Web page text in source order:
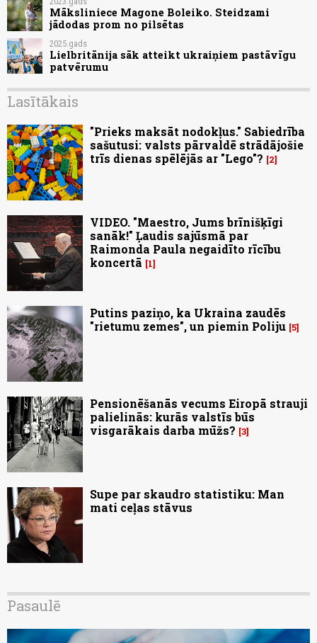
Māksliniece Magone Boleiko. Steidzami
jādodas prom no pilsētas
2025.gads
Lielbritānija sāk atteikt ukraiņiem pastāvīgu
patvērumu
Lasītākais
"Prieks maksāt nodokļus." Sabiedrība
sašutusi: valsts pārvaldē strādājošie
trīs dienas spēlējās ar "Lego"?
2
VIDEO. "Maestro, Jums brīnišķīgi
sanāk!" Ļaudis sajūsmā par
Raimonda Paula negaidīto rīcību
koncertā
1
Putins paziņo, ka Ukraina zaudēs
"rietumu zemes", un piemin Poliju 5
Pensionēšanās vecums Eiropā strauji
palielinās: kurās valstīs būs
visgarākais darba mūžs? 3
Supe par skaudro statistiku: Man
mati ceļas stāvus
Pasaulē